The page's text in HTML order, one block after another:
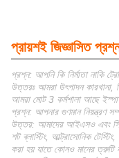
প্রায়শই জিজ্ঞাসিত
প্রশ্ন: আপনি কি নির্মাতা নাকি
উত্তরঃ আমরা উৎপাদন কারখানা,
আমরা মোট 3 কর্মশালা আছে
প্রশ্ন: আপনার গুণমান নিয়ন্ত্রণ
উত্তর: আমাদের আইএসও এবং সিই
শট ব্লাস্টিং, আল্ট্রাসোনিক
করা হয় যাতে কোনও মানের ত্রুটি